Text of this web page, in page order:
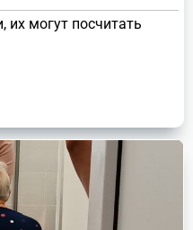
их могут посчитать